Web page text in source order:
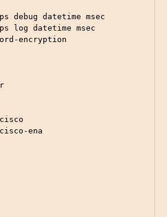
debug datetime msec
log datetime msec
encryption
ena